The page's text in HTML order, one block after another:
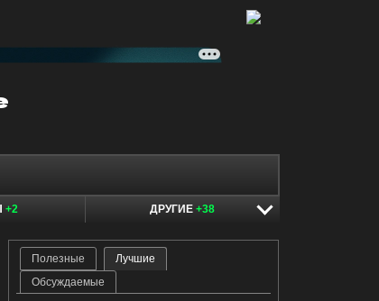
+2 ДРУГИЕ +38
Полезные
Лучшие
Обсуждаемые